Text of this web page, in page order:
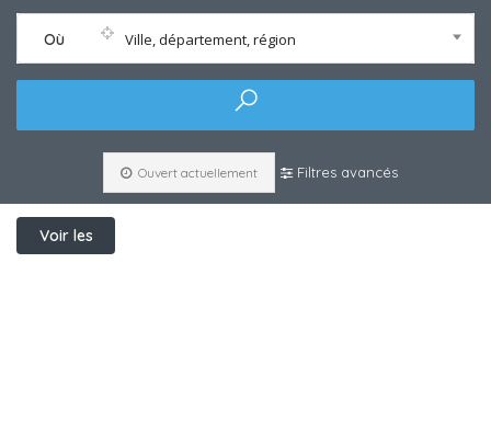
Où Ville, département, région
Ouvert actuellement Filtres avancés
Voir les